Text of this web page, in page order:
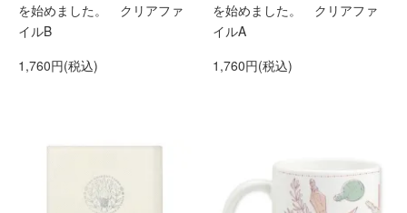
を始めました。 クリアファ
イルB
1,760円(税込)
を始めました。 クリアファ
イルA
1,760円(税込)